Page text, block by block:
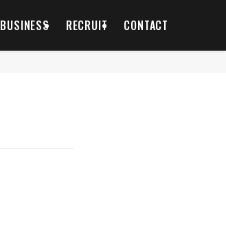
BUSINESS RECRUIT CONTACT